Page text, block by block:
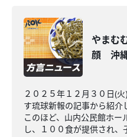
やまむ
顔 沖
２０２５年１２月３０日(
す琉球新報の記事から紹介
このほど、山内公民館ホ
し、１００食が提供され、